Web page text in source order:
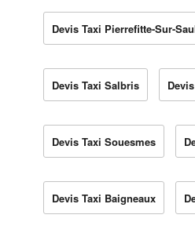
Devis Taxi Pierrefitte-Sur-
Devis Taxi Salbris
Devis Taxi Souesmes
Devis Taxi Baigneaux